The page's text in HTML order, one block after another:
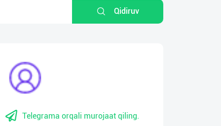
Qidiruv
Telegrama orqali murojaat qiling.